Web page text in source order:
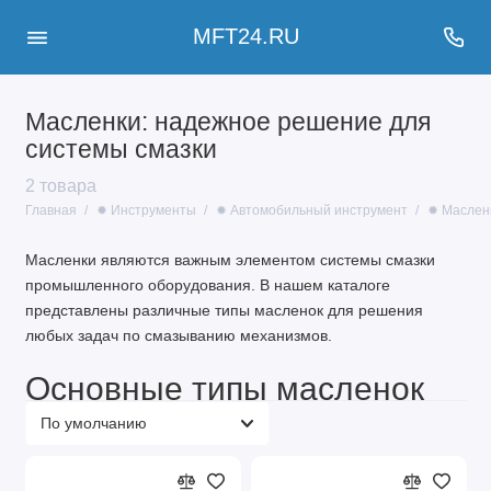
MFT24.RU
Масленки: надежное решение для
системы смазки
2 товара
Главная ✹ Инструменты ✹ Автомобильный инструмент ✹
Масленки являются важным элементом системы смазки
промышленного оборудования. В нашем каталоге
представлены различные типы масленок для решения
любых задач по смазыванию механизмов.
Основные типы масленок
Пресс-масленки
Автоматические масленки